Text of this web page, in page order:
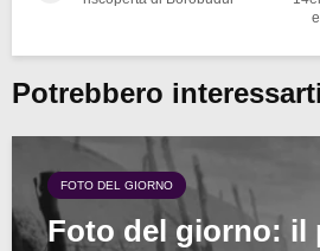
Potrebbero interessarti
FOTO DEL GIORNO
Foto del giorno: il